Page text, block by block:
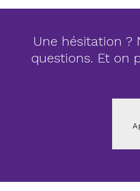
Une hésitation ?
questions. Et on